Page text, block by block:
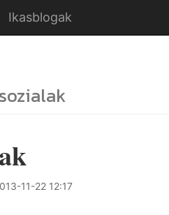
Ikasblogak
sozialak
11-22 12:17